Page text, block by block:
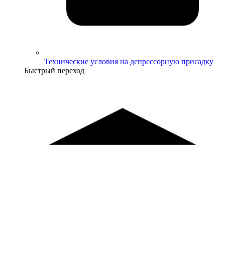
Технические условия на депрессорную присадку
Быстрый переход